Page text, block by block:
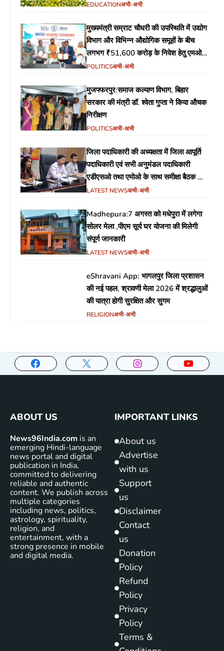
EDUCATIONअभी-अभी
मुख्यमंत्री सम्राट चौधरी की उपस्थिति में उद्योग
विभाग और विभिन्न औद्योगिक समूहों के बीच
लगभग ₹51,600 करोड़ के निवेश हेतु एमओयू
(MoU) पर हस्ताक्षर
POLITICSअभी-अभी
मुजफ्फरपुर:समाज कल्याण विभाग, बिहार
सरकार की मंत्री डॉ. श्वेता गुप्ता ने किया औचक
निरीक्षण
POLITICSअभी-अभी
जिला पदाधिकारी की अध्यक्षता में जिला आपूर्ति
पदाधिकारी एवं सभी अनुमंडल पदाधिकारी
एडीएसओ तथा एमोओ के साथ समीक्षा बैठक का
आयोजन
LATEST NEWSअभी-अभी
Madhepura:7 अगस्त को मधेपुरा में लगेगा
सोलर मेला ,पीएम सूर्य घर योजना की मिलेगी
संपूर्ण जानकारी
LATEST NEWSअभी-अभी
eShravani App: भागलपुर जिला प्रशासन
की नई पहल, श्रावणी मेला 2026 में श्रद्धालुओं
की यात्रा होगी सुरक्षित और सुगम
RELIGIONअभी-अभी
ABOUT US
News96India.com is an
emerging Hindi-language
news portal and digital
publication in India,
committed to delivering
reliable and authentic
content. We publish across
multiple categories
including news, politics,
astrology, spirituality,
religion, and
entertainment, with a
strong presence in mobile
and digital media.
IMPORTANT LINKS
About us
Advertise
with us
Support
us
Disclaimer
Contact
us
Donation
Policy
Refund
Policy
Privacy
Policy
Terms &